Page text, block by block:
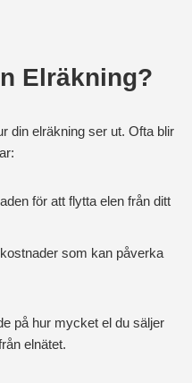
Elräkning?
din elräkning ser ut. Ofta blir
för att flytta elen från ditt
som kan påverka
på hur mycket el du säljer
elnätet.